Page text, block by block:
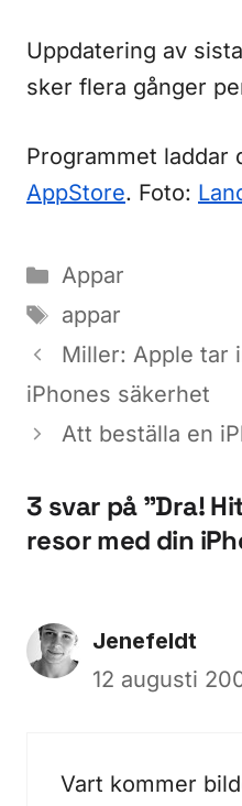
Uppdatering av
sker flera gånger
Programmet laddar
AppStore. Foto:
Kategorier
Appar
Etiketter
appar
Miller: Apple tar
iPhones säkerhet
Att beställa en
3 svar på ”Dra!
resor med din
Jenefeldt
12 augusti
Vart kommer